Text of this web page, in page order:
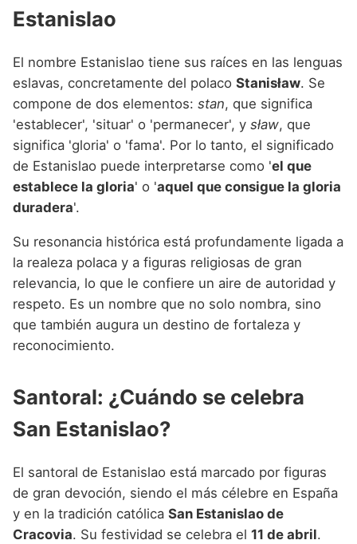
Nombres de niño que empiezan por T
Nombres de niño que empiezan por V
Nombres de niño que empiezan por W
Nombres de niño que empiezan por X
Nombres de niño que empiezan por Y
Estanislao
El nombre Estanislao tiene sus raíces en las lenguas
eslavas, concretamente del polaco Stanisław. Se
compone de dos elementos: stan, que significa
'establecer', 'situar' o 'permanecer', y sław, que
significa 'gloria' o 'fama'. Por lo tanto, el significado
de Estanislao puede interpretarse como 'el que
establece la gloria' o 'aquel que consigue la gloria
duradera'.
Su resonancia histórica está profundamente ligada a
la realeza polaca y a figuras religiosas de gran
relevancia, lo que le confiere un aire de autoridad y
respeto. Es un nombre que no solo nombra, sino
que también augura un destino de fortaleza y
reconocimiento.
Santoral: ¿Cuándo se celebra
San Estanislao?
El santoral de Estanislao está marcado por figuras
de gran devoción, siendo el más célebre en España
y en la tradición católica San Estanislao de
Cracovia. Su festividad se celebra el 11 de abril.